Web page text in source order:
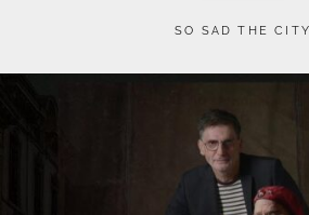
SO SAD THE CITY